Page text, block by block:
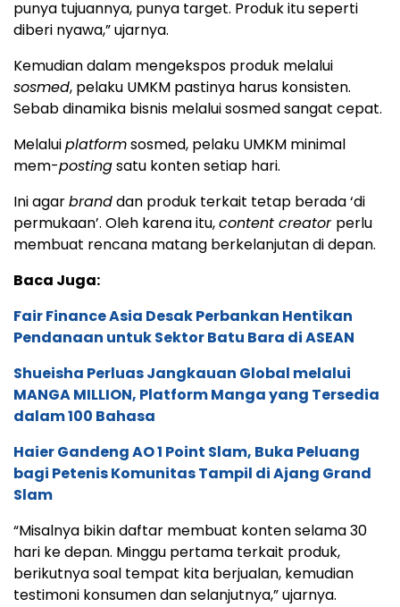
punya tujuannya, punya target. Produk itu seperti
diberi nyawa,” ujarnya.
Kemudian dalam mengekspos produk melalui
sosmed, pelaku UMKM pastinya harus konsisten.
Sebab dinamika bisnis melalui sosmed sangat cepat.
Melaluiplatformsosmed, pelaku UMKM minimal
mem-postingsatu konten setiap hari.
Ini agarbranddan produk terkait tetap berada ‘di
permukaan’. Oleh karena itu,content creator perlu
membuat rencana matang berkelanjutan di depan.
Baca Juga:
Fair Finance Asia Desak Perbankan Hentikan
Pendanaan untuk Sektor Batu Bara di ASEAN
Shueisha Perluas Jangkauan Global melalui
MANGA MILLION, Platform Manga yang Tersedia
dalam 100 Bahasa
Haier Gandeng AO 1 Point Slam, Buka Peluang
bagi Petenis Komunitas Tampil di Ajang Grand
Slam
“Misalnya bikin daftar membuat konten selama 30
hari ke depan. Minggu pertama terkait produk,
berikutnya soal tempat kita berjualan, kemudian
testimoni konsumen dan selanjutnya,” ujarnya.